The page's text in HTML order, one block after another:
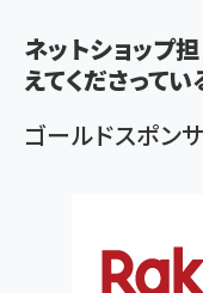
￥
￥
￥
スペ
BTS]
￥
マ
￥
￥
￥
￥
ネットショップ
えてくださって
ゴールドスポン